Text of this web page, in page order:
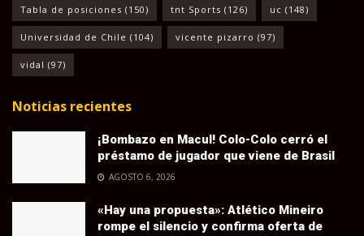
Tabla de posiciones (150) tnt Sports (126) uc (148)
Universidad de Chile (104) vicente pizarro (97)
vidal (97)
Noticias recientes
¡Bombazo en Macul! Colo-Colo cerró el
préstamo de jugador que viene de Brasil
AGOSTO 6, 2026
«Hay una propuesta»: Atlético Mineiro
rompe el silencio y confirma oferta de